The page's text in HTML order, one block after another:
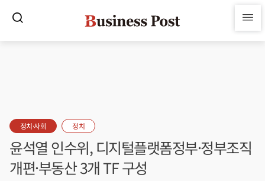
정치·사회 정치
윤석열 인수위, 디지털플랫폼정부·정부조직
개편·부동산 3개 TF 구성